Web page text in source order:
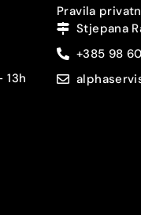
13h
Pravila
Stjepana
+385 98